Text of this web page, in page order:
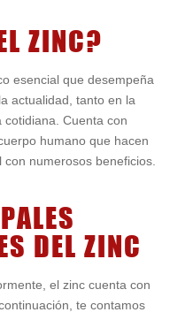
ZINC?
esencial que desempeña
actualidad, tanto en la
cotidiana. Cuenta con
humano que hacen
numerosos beneficios.
DEL ZINC
el zinc cuenta con
te contamos